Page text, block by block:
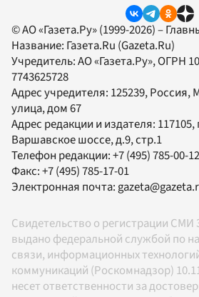
© АО «Газета.Ру» (1999-2026) –
Название: Газета.Ru (Gazeta.Ru)
Учредитель:АО «Газета.Ру», ОГРН
7743625728
Адрес учредителя: 125239, Россия,
улица, дом 67
Адрес редакции и издателя: 117105,
Варшавское шоссе, д.9, стр.1
Телефон редакции:+7 (495) 785-00-12
Факс:+7 (495) 785-17-01
Электронная почта:
Свидетельство о регистрации
выдано федеральной службой по
связи, информационных
коммуникаций (Роскомнадзор)
несет ответственности за